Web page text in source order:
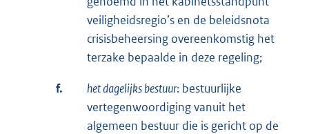
veiligheidsregio’s en de beleidsnota
crisisbeheersing overeenkomstig het
terzake bepaalde in deze regeling;
f. het dagelijks bestuur: bestuurlijke
vertegenwoordiging vanuit het
algemeen bestuur die is gericht op de